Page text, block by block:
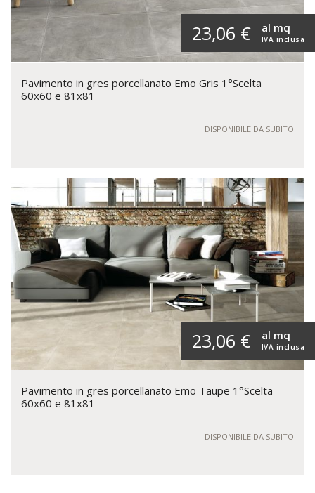
23,06 € IVA inclusa
al mq
Pavimento in gres porcellanato Emo Gris 1°Scelta
60x60 e 81x81
DISPONIBILE DA SUBITO
23,06 € IVA inclusa
al mq
Pavimento in gres porcellanato Emo Taupe 1°Scelta
60x60 e 81x81
DISPONIBILE DA SUBITO